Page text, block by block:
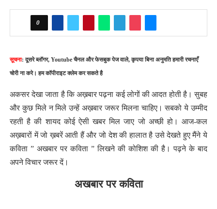
0
सूचना: दूसरे ब्लॉगर, Youtube चैनल और फेसबुक पेज वाले, कृपया बिना अनुमति हमारी रचनाएँ
चोरी ना करे। हम कॉपीराइट क्लेम कर सकते है
अकसर देखा जाता है कि अख़बार पढ़ना कई लोगों की आदत होती है। सुबह
और कुछ मिले न मिले उन्हें अख़बार जरूर मिलना चाहिए। सबको ये उम्मीद
रहती है की शायद कोई ऐसी खबर मिल जाए जो अच्छी हो। आज-कल
अख़बारों में जो ख़बरें आती हैं और जो देश की हालात है उसे देखते हुए मैंने ये
कविता ” अखबार पर कविता ” लिखने की कोशिश की है। पढ़ने के बाद
अपने विचार जरूर दें।
अखबार पर कविता